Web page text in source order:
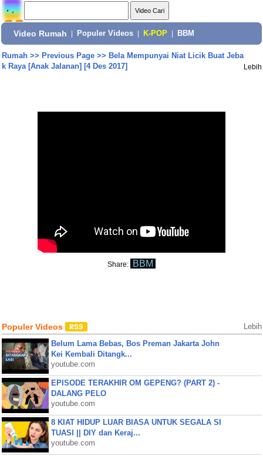
Video Rumah Populer Videos K-POP BBM
Rumah>> Previous Page>> Bela Mempunyai Niat Licik Buat Jeba
k Raya [Anak Jalanan] [4 Des 2017]
Lebih
Share: BBM
Populer Videos Lebih
Belum Lama Bebas, Bos Preman Jakarta John
Kei Kembali Ditangk...
youtube.com
EPISODE TERAKHIR OM GEPENG? (PART 2) -
DALANG PELO
youtube.com
8 KIAT HIDUP LUAR BIASA UNTUK SEGALA SI
TUASI || DIY dan Keraj...
youtube.com